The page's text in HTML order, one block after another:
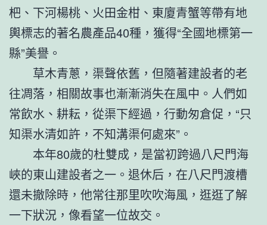
杷、下河楊桃、火田金柑、東廈青蟹等帶有地
輿標志的著名農產品40種，獲得“全國地標第一
縣”美譽。
草木青蔥，渠聲依舊，但隨著建設者的老
往凋落，相關故事也漸漸消失在風中。人們如
常飲水、耕耘，從渠下經過，行動匆倉促，“只
知渠水清如許，不知溝渠何處來”。
本年80歲的杜雙成，是當初跨過八尺門海
峽的東山建設者之一。退休后，在八尺門渡槽
還未撤除時，他常往那里吹吹海風，逛逛了解
一下狀況，像看望一位故交。